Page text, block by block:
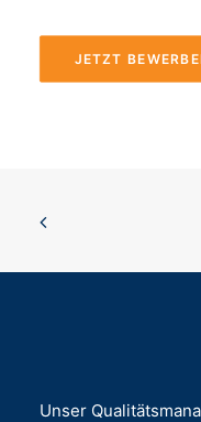
JETZT
Unser